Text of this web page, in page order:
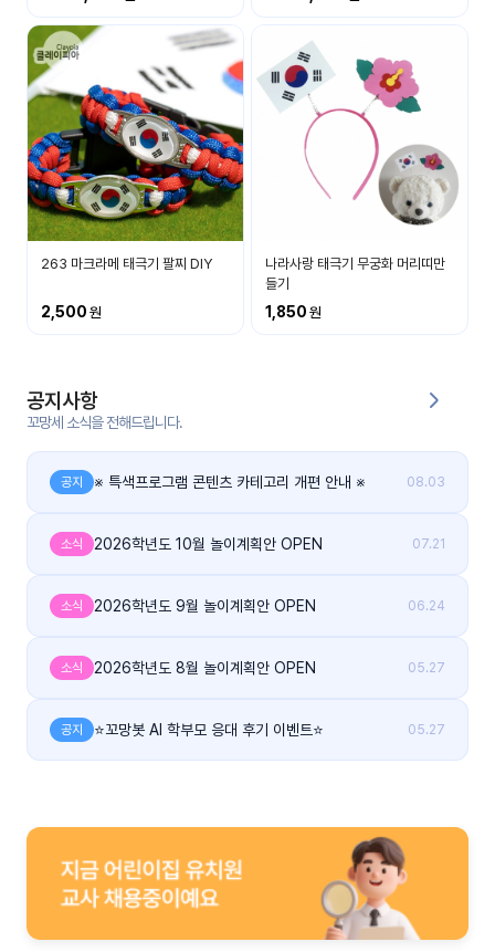
커
니
티
공지
사항
이벤
트
우리
들의
후기
게시
그
263 마크라메 태극기 팔찌 DIY
2,500
나라사랑 태극기 무궁화 머리띠만
들기
1,850
공지사항
꼬망세 소식을 전해드립니다.
공지 ※ 특색프로그램 콘텐츠 카테고리 개편 안내 ※ 08.03
소식 2026학년도 10월 놀이계획안 OPEN 07.21
소식 2026학년도 9월 놀이계획안 OPEN 06.24
소식 2026학년도 8월 놀이계획안 OPEN 05.27
공지 ⭐꼬망봇 AI 학부모 응대 후기 이벤트⭐ 05.27